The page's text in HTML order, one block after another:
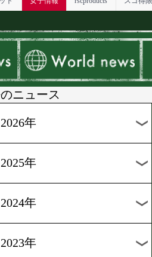
ダイエット
過去のニュース
2026年
2025年